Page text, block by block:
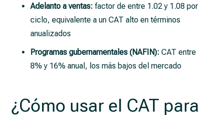
Adelanto a ventas: factor de entre 1.02 y 1.08 por
ciclo, equivalente a un CAT alto en términos
anualizados
Programas gubernamentales (NAFIN): CAT entre
8% y 16% anual, los más bajos del mercado
¿Cómo usar el CAT para